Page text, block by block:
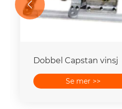
Dobbel Capstan vinsj
Se mer >>
